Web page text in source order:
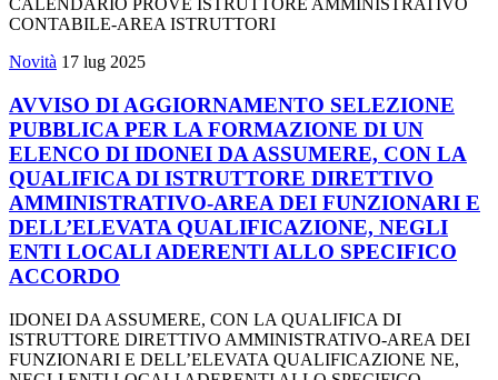
CALENDARIO PROVE ISTRUTTORE AMMINISTRATIVO
CONTABILE-AREA ISTRUTTORI
Novità 17 lug 2025
AVVISO DI AGGIORNAMENTO SELEZIONE
PUBBLICA PER LA FORMAZIONE DI UN
ELENCO DI IDONEI DA ASSUMERE, CON LA
QUALIFICA DI ISTRUTTORE DIRETTIVO
AMMINISTRATIVO-AREA DEI FUNZIONARI E
DELL’ELEVATA QUALIFICAZIONE, NEGLI
ENTI LOCALI ADERENTI ALLO SPECIFICO
ACCORDO
IDONEI DA ASSUMERE, CON LA QUALIFICA DI
ISTRUTTORE DIRETTIVO AMMINISTRATIVO-AREA DEI
FUNZIONARI E DELL’ELEVATA QUALIFICAZIONE NE,